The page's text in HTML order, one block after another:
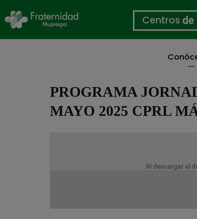
Centros de
PROGRAMA
MAYO 2025 CPRL
Al descargar el